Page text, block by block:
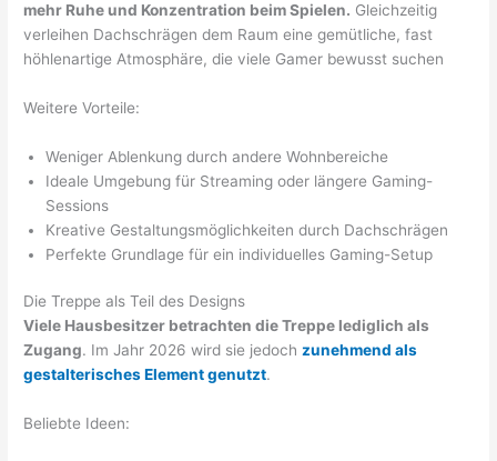
mehr Ruhe und Konzentration beim Spielen. Gleichzeitig
verleihen Dachschrägen dem Raum eine gemütliche, fast
höhlenartige Atmosphäre, die viele Gamer bewusst suchen
Weitere Vorteile:
Weniger Ablenkung durch andere Wohnbereiche
Ideale Umgebung für Streaming oder längere Gaming-
Sessions
Kreative Gestaltungsmöglichkeiten durch Dachschrägen
Perfekte Grundlage für ein individuelles Gaming-Setup
Die Treppe als Teil des Designs
Viele Hausbesitzer betrachten die Treppe lediglich als
Zugang. Im Jahr 2026 wird sie jedochzunehmend als
gestalterisches Element genutzt.
Beliebte Ideen: